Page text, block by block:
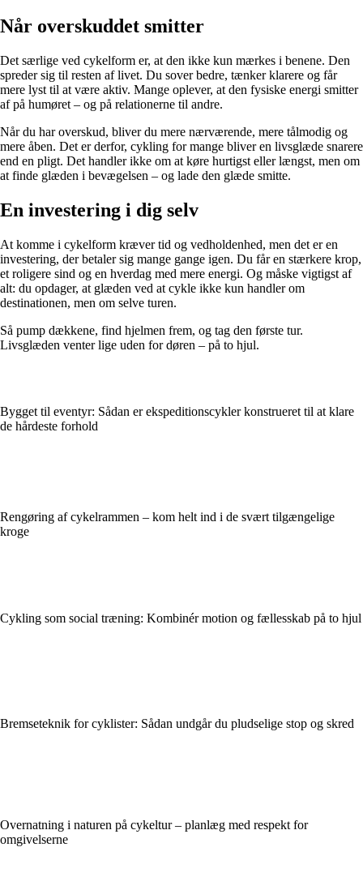
Når overskuddet smitter
Det særlige ved cykelform er, at den ikke kun mærkes i benene. Den
spreder sig til resten af livet. Du sover bedre, tænker klarere og får
mere lyst til at være aktiv. Mange oplever, at den fysiske energi smitter
af på humøret – og på relationerne til andre.
Når du har overskud, bliver du mere nærværende, mere tålmodig og
mere åben. Det er derfor, cykling for mange bliver en livsglæde snarere
end en pligt. Det handler ikke om at køre hurtigst eller længst, men om
at finde glæden i bevægelsen – og lade den glæde smitte.
En investering i dig selv
At komme i cykelform kræver tid og vedholdenhed, men det er en
investering, der betaler sig mange gange igen. Du får en stærkere krop,
et roligere sind og en hverdag med mere energi. Og måske vigtigst af
alt: du opdager, at glæden ved at cykle ikke kun handler om
destinationen, men om selve turen.
Så pump dækkene, find hjelmen frem, og tag den første tur.
Livsglæden venter lige uden for døren – på to hjul.
Bygget til eventyr: Sådan er ekspeditionscykler konstrueret til at klare
de hårdeste forhold
Rengøring af cykelrammen – kom helt ind i de svært tilgængelige
kroge
Cykling som social træning: Kombinér motion og fællesskab på to hjul
Bremseteknik for cyklister: Sådan undgår du pludselige stop og skred
Overnatning i naturen på cykeltur – planlæg med respekt for
omgivelserne